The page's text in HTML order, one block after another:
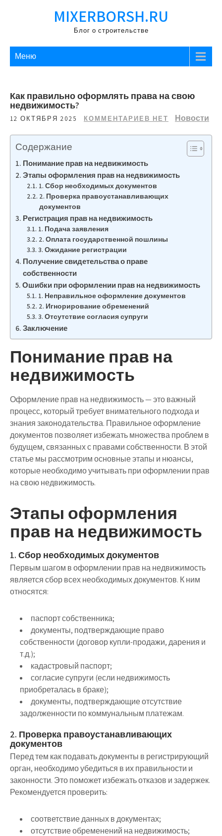
MIXERBORSH.RU
Блог о строительстве
Меню
Как правильно оформлять права на свою
недвижимость?
12 ОКТЯБРЯ 2025 КОММЕНТАРИЕВ НЕТ Новости
Содержание
Понимание прав на недвижимость
Этапы оформления прав на недвижимость
1. Сбор необходимых документов
2. Проверка правоустанавливающих
документов
Регистрация прав на недвижимость
1. Подача заявления
2. Оплата государственной пошлины
3. Ожидание регистрации
Получение свидетельства о праве
собственности
Ошибки при оформлении прав на недвижимость
1. Неправильное оформление документов
2. Игнорирование обременений
3. Отсутствие согласия супруги
Заключение
Понимание прав на
недвижимость
Оформление прав на недвижимость — это важный
процесс, который требует внимательного подхода и
знания законодательства. Правильное оформление
документов позволяет избежать множества проблем в
будущем, связанных с правами собственности. В этой
статье мы рассмотрим основные этапы и нюансы,
которые необходимо учитывать при оформлении прав
на свою недвижимость.
Этапы оформления
прав на недвижимость
1. Сбор необходимых документов
Первым шагом в оформлении прав на недвижимость
является сбор всех необходимых документов. К ним
относятся:
паспорт собственника;
документы, подтверждающие право
собственности (договор купли-продажи, дарения и
т.д.);
кадастровый паспорт;
согласие супруги (если недвижимость
приобреталась в браке);
документы, подтверждающие отсутствие
задолженности по коммунальным платежам.
2. Проверка правоустанавливающих
документов
Перед тем как подавать документы в регистрирующий
орган, необходимо убедиться в их правильности и
законности. Это поможет избежать отказов и задержек.
Рекомендуется проверить:
соответствие данных в документах;
отсутствие обременений на недвижимость;